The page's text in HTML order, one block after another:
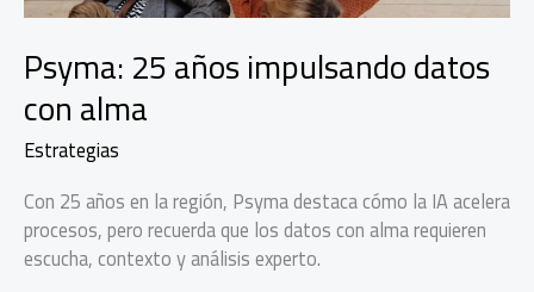
Psyma: 25 años impulsando datos
con alma
Estrategias
Con 25 años en la región, Psyma destaca cómo la IA acelera
procesos, pero recuerda que los datos con alma requieren
escucha, contexto y análisis experto.